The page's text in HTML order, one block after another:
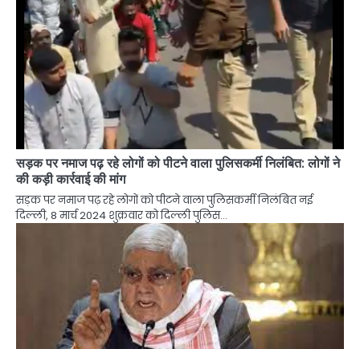
सड़क पर नमाज पढ़ रहे लोगों को पीटने वाला पुलिसकर्मी निलंबित: लोगों ने
की कड़ी कार्रवाई की मांग
सड़क पर नमाज पढ़ रहे लोगों को पीटने वाला पुलिसकर्मी निलंबित नई
दिल्ली, 8 मार्च 2024 शुक्रवार को दिल्ली पुलिस…